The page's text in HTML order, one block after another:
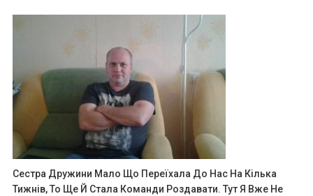
Сестра Дружини Мало Що Переїхала До Нас На Кілька
Тижнів, То Ще Й Стала Команди Роздавати. Тут Я Вже Не